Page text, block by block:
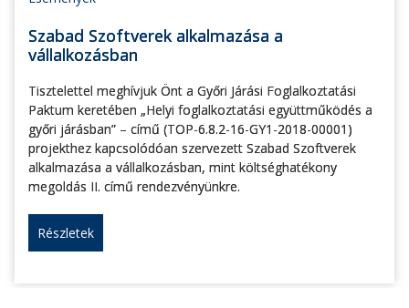
Szabad Szoftverek alkalmazása a
vállalkozásban
Tisztelettel meghívjuk Önt a Győri Járási Foglalkoztatási
Paktum keretében „Helyi foglalkoztatási együttműködés a
győri járásban” – című (TOP-6.8.2-16-GY1-2018-00001)
projekthez kapcsolódóan szervezett Szabad Szoftverek
alkalmazása a vállalkozásban, mint költséghatékony
megoldás II. című rendezvényünkre.
Részletek